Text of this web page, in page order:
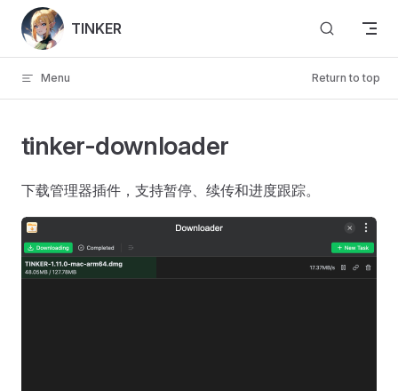
Skip to content
TINKER
Menu Return to top
tinker-downloader
下载管理器插件，支持暂停、续传和进度跟踪。